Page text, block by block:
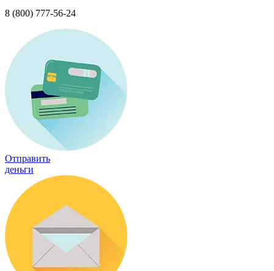
8 (800) 777-56-24
Отправить
деньги